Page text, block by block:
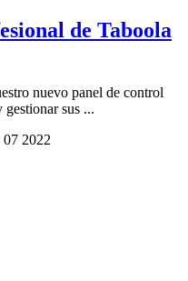
de Taboola
nuevo panel de control
gestionar sus ...
07 2022